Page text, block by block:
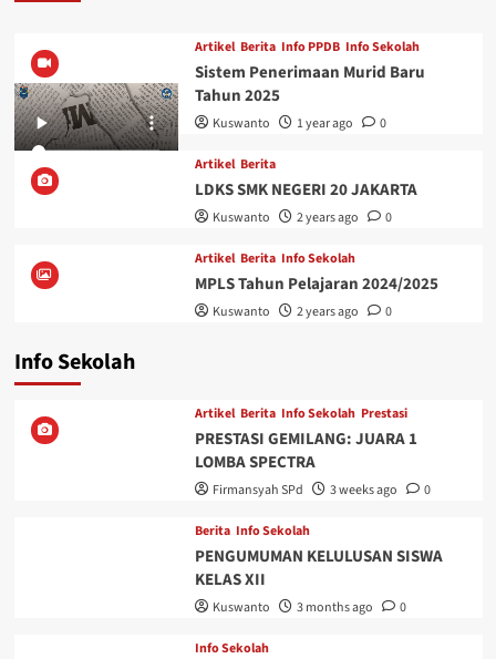
Artikel Berita Info PPDB Info Sekolah
Sistem Penerimaan Murid Baru
Tahun 2025
Kuswanto 1 year ago 0
Artikel Berita
LDKS SMK NEGERI 20 JAKARTA
Kuswanto 2 years ago 0
Artikel Berita Info Sekolah
MPLS Tahun Pelajaran 2024/2025
Kuswanto 2 years ago 0
Info Sekolah
Artikel Berita Info Sekolah Prestasi
PRESTASI GEMILANG: JUARA 1
LOMBA SPECTRA
Firmansyah SPd 3 weeks ago 0
Berita Info Sekolah
PENGUMUMAN KELULUSAN SISWA
KELAS XII
Kuswanto 3 months ago 0
Info Sekolah